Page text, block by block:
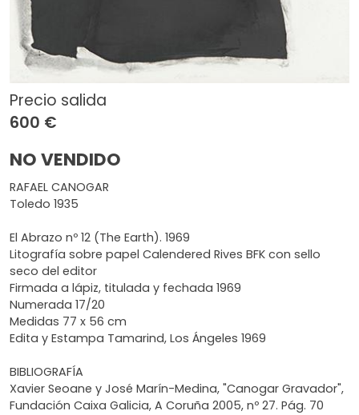
Precio salida
600 €
NO VENDIDO
RAFAEL CANOGAR
Toledo 1935
El Abrazo nº 12 (The Earth). 1969
Litografía sobre papel Calendered Rives BFK con sello
seco del editor
Firmada a lápiz, titulada y fechada 1969
Numerada 17/20
Medidas 77 x 56 cm
Edita y Estampa Tamarind, Los Ángeles 1969
BIBLIOGRAFÍA
Xavier Seoane y José Marín-Medina, "Canogar Gravador",
Fundación Caixa Galicia, A Coruña 2005, nº 27. Pág. 70